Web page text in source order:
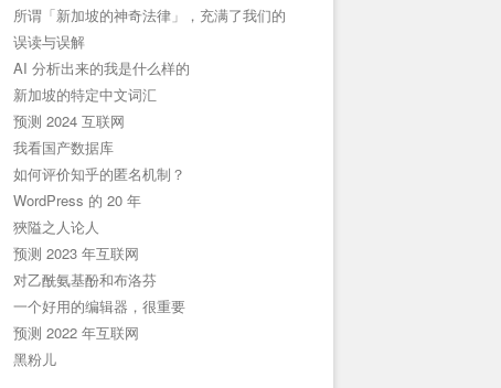
所谓「新加坡的神奇法律」，充满了我们的
误读与误解
AI 分析出来的我是什么样的
新加坡的特定中文词汇
预测 2024 互联网
我看国产数据库
如何评价知乎的匿名机制？
WordPress 的 20 年
狹隘之人论人
预测 2023 年互联网
对乙酰氨基酚和布洛芬
一个好用的编辑器，很重要
预测 2022 年互联网
黑粉儿